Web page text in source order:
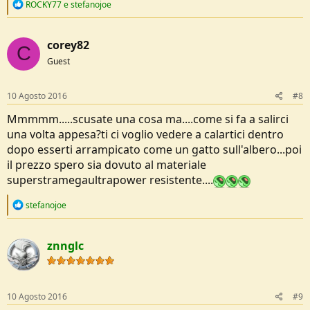
R
c
t
i
o
s
:
ROCKY77estefanojoe
C corey82
Guest
10 Agosto 2016 #8
Mmmmm.....scusate una cosa ma....come si fa a salirci
una volta appesa?ti ci voglio vedere a calartici dentro
dopo esserti arrampicato come un gatto sull'albero...poi
il prezzo spero sia dovuto al materiale
superstramegaultrapower resistente....
R
c
t
i
o
s
:
stefanojoe
znnglc
10 Agosto 2016 #9